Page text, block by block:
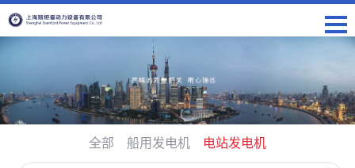
全部 船用发电机 电站发电机